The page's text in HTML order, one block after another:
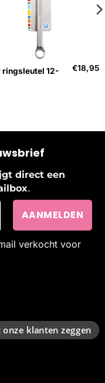
ringsleutel 12-
€18,95
direct een
.
verkocht voor
onze klanten zeggen